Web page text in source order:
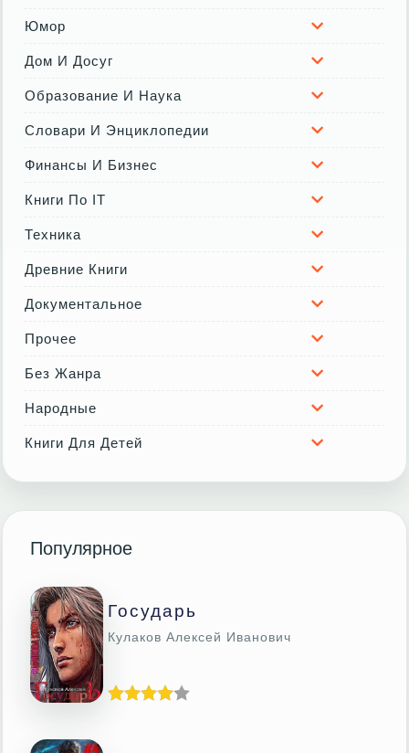
Юмор
Дом И Досуг
Образование И Наука
Словари И Энциклопедии
Финансы И Бизнес
Книги По IT
Техника
Древние Книги
Документальное
Прочее
Без Жанра
Народные
Книги Для Детей
Популярное
Государь
Кулаков Алексей Иванович